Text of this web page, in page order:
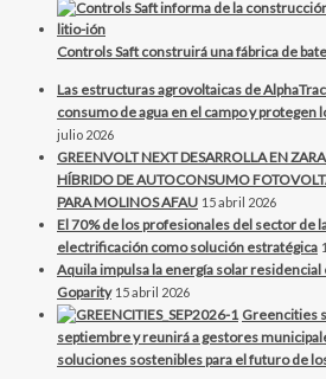
Controls Saft construirá una fábrica de
Las estructuras agrovoltaicas de
consumo de agua en el campo y
julio 2026
GREENVOLT NEXT DESARROLLA EN
HÍBRIDO DE AUTOCONSUMO
PARA MOLINOS AFAU 15 abril 2026
El 70% de los profesionales del sector de
electrificación como solución estratégica
Aquila impulsa la energía solar residencial
Goparity 15 abril 2026
Greencities
septiembre y reunirá a gestores
soluciones sostenibles para el futuro de